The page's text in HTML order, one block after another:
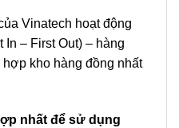
Vinatech hoạt động
In – First Out) – hàng
kho hàng đồng nhất
nhất để sử dụng